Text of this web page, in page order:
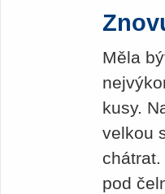
Měla
kusy.
velkou
pod